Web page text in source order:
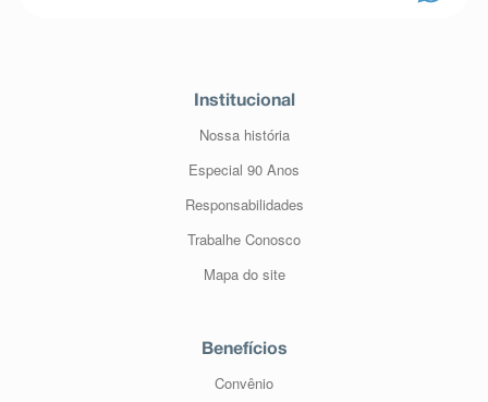
Institucional
Nossa história
Especial 90 Anos
Responsabilidades
Trabalhe Conosco
Mapa do site
Benefícios
Convênio